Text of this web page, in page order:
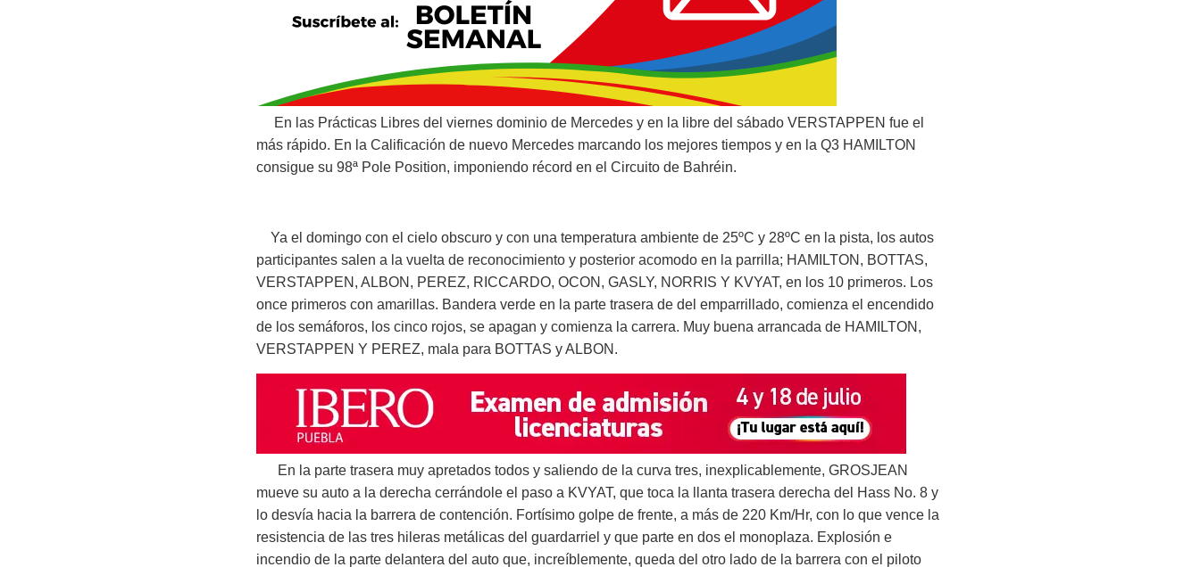
En las Prácticas Libres del viernes dominio de Mercedes y en la libre del sábado VERSTAPPEN fue el
más rápido. En la Calificación de nuevo Mercedes marcando los mejores tiempos y en la Q3 HAMILTON
consigue su 98ª Pole Position, imponiendo récord en el Circuito de Bahréin.
Ya el domingo con el cielo obscuro y con una temperatura ambiente de 25ºC y 28ºC en la pista, los autos
participantes salen a la vuelta de reconocimiento y posterior acomodo en la parrilla; HAMILTON, BOTTAS,
VERSTAPPEN, ALBON, PEREZ, RICCARDO, OCON, GASLY, NORRIS Y KVYAT, en los 10 primeros. Los
once primeros con amarillas. Bandera verde en la parte trasera de del emparrillado, comienza el encendido
de los semáforos, los cinco rojos, se apagan y comienza la carrera. Muy buena arrancada de HAMILTON,
VERSTAPPEN Y PEREZ, mala para BOTTAS y ALBON.
En la parte trasera muy apretados todos y saliendo de la curva tres, inexplicablemente, GROSJEAN
mueve su auto a la derecha cerrándole el paso a KVYAT, que toca la llanta trasera derecha del Hass No. 8 y
lo desvía hacia la barrera de contención. Fortísimo golpe de frente, a más de 220 Km/Hr, con lo que vence la
resistencia de las tres hileras metálicas del guardarriel y que parte en dos el monoplaza. Explosión e
incendio de la parte delantera del auto que, increíblemente, queda del otro lado de la barrera con el piloto